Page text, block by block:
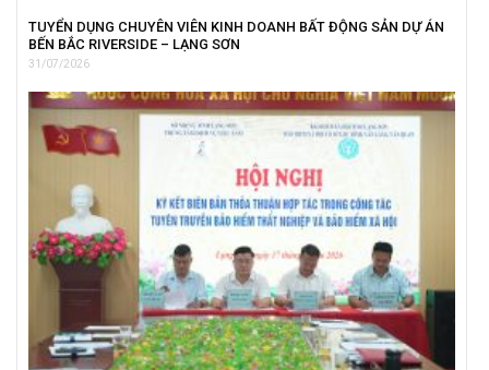
TUYỂN DỤNG CHUYÊN VIÊN KINH DOANH BẤT ĐỘNG SẢN DỰ ÁN
BẾN BẮC RIVERSIDE – LẠNG SƠN
31/07/2026